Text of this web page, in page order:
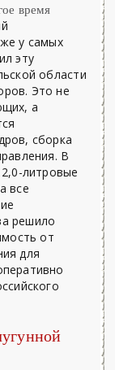
время
у самых
эту
области
Это не
а
сборка
В
литровые
все
решило
от
для